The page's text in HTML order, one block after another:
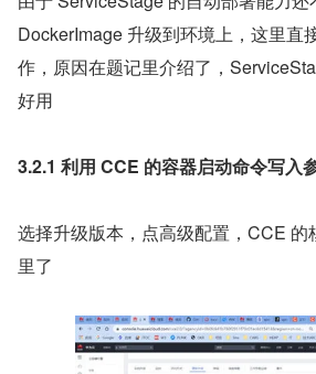
DockerImage 升级到环境上，这里直
作，原因在题记里介绍了，
好用
3.2.1 利用 CCE 的容器启动命令写入
选择升级版本，点高级配置，CCE 的
里了